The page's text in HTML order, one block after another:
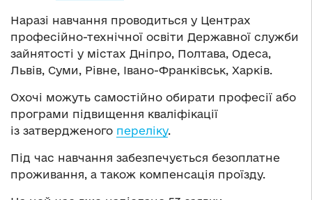
Наразі навчання проводиться у Центрах
професійно-технічної освіти Державної служби
зайнятості у містах Дніпро, Полтава, Одеса,
Львів, Суми, Рівне, Івано-Франківськ, Харків.
Охочі можуть самостійно обирати професії або
програми підвищення кваліфікації
із затвердженого переліку.
Під час навчання забезпечується безоплатне
проживання, а також компенсація проїзду.